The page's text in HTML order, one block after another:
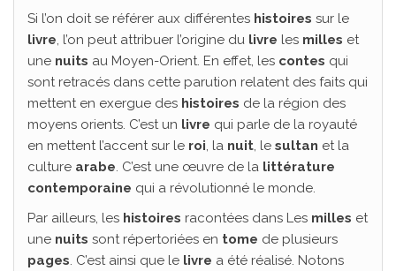
Si l’on doit se référer aux différentes histoires sur le
livre, l’on peut attribuer l’origine du livre les milles et
une nuits au Moyen-Orient. En effet, les contes qui
sont retracés dans cette parution relatent des faits qui
mettent en exergue des histoires de la région des
moyens orients. C’est un livre qui parle de la royauté
en mettent l’accent sur le roi, la nuit, le sultan et la
culture arabe. C’est une œuvre de la littérature
contemporaine qui a révolutionné le monde.
Par ailleurs, les histoires racontées dans Les milles et
une nuits sont répertoriées en tome de plusieurs
pages. C’est ainsi que le livre a été réalisé. Notons